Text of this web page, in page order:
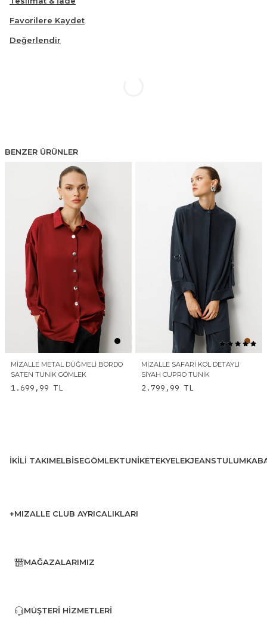
Favorilere Kaydet
Değerlendir
BENZER ÜRÜNLER
MIZALLE METAL DÜĞMELI BORDO
SATEN TUNIK GÖMLEK
1.699,99 TL
MIZALLE SAFARI KOL DETAYLI
SIYAH CUPRO TUNIK
2.799,99 TL
İKILI TAKIMELBISEGÖMLEKTUNIKETEKYELEKJEANSTULUM
+MIZALLE CLUB AYRICALIKLARI
MAĞAZALARIMIZ
MÜŞTERI HIZMETLERI